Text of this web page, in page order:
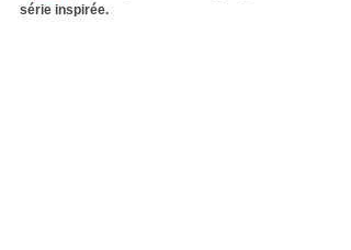
série inspirée.